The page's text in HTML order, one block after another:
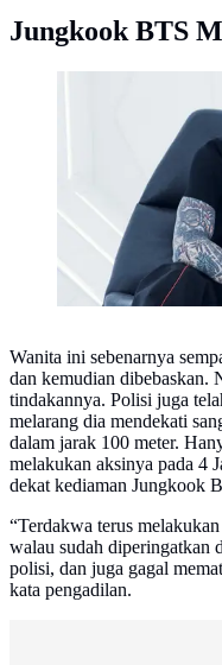
Jungkook BTS
Jungkook BTS.
Wanita ini sebenarnya
dan kemudian dibebaskan.
tindakannya. Polisi juga
melarang dia mendekati
dalam jarak 100 meter.
melakukan aksinya pada 4
dekat kediaman Jungkook
“Terdakwa terus
walau sudah diperingatkan
polisi, dan juga gagal
kata pengadilan.